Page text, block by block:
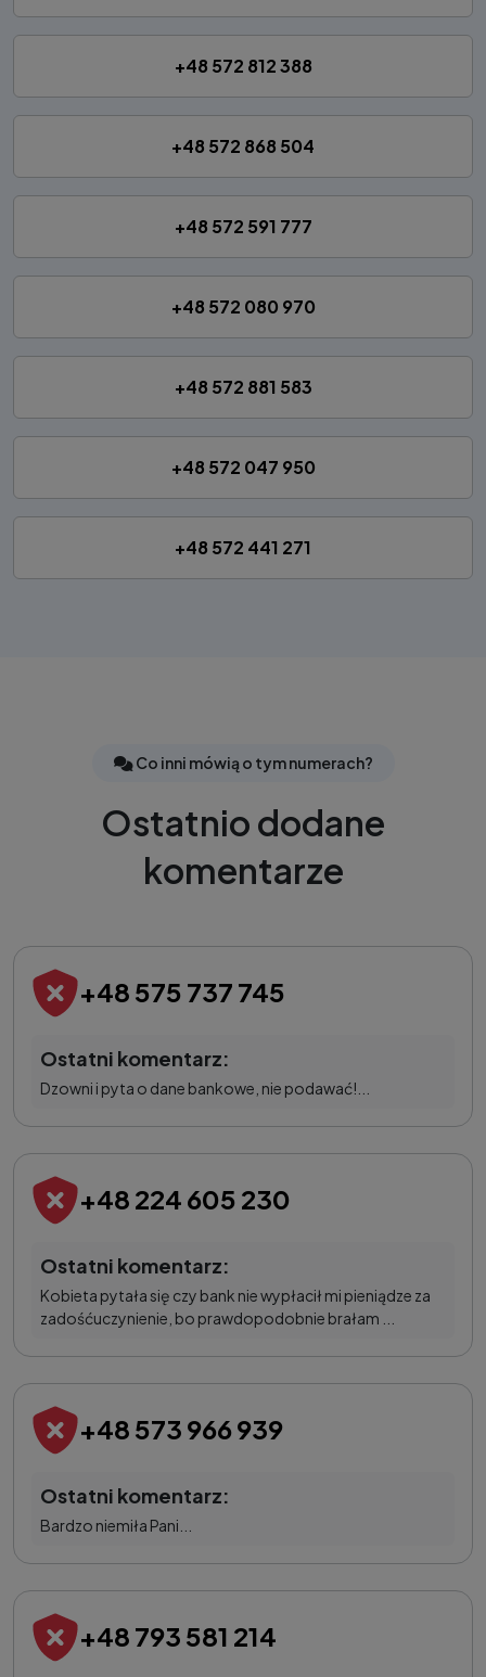
+48 572 812 388
+48 572 868 504
+48 572 591 777
+48 572 080 970
+48 572 881 583
+48 572 047 950
+48 572 441 271
Co inni mówią o tym numerach?
Ostatnio dodane
komentarze
+48 575 737 745
Ostatni komentarz:
Dzowni i pyta o dane bankowe, nie podawać!...
+48 224 605 230
Ostatni komentarz:
Kobieta pytała się czy bank nie wypłacił mi pieniądze za
zadośćuczynienie, bo prawdopodobnie brałam ...
+48 573 966 939
Ostatni komentarz:
Bardzo niemiła Pani...
+48 793 581 214